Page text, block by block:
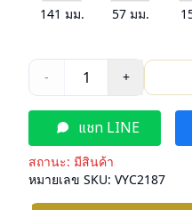
141 มม. 57 มม.
- 1 +
แชท LINE
สถานะ: มีสินค้า
หมายเลข SKU: VYC2187